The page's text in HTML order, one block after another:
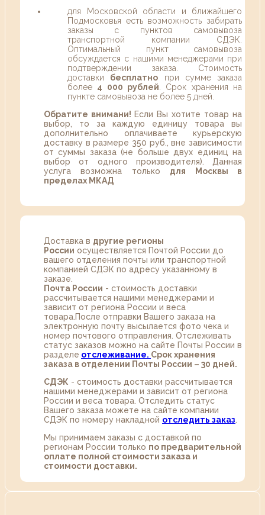
для Московской области и ближайшего
Подмосковья есть возможность забирать
заказы с пунктов самовывоза
транспортной компании СДЭК.
Оптимальный пункт самовывоза
обсуждается с нашими менеджерами при
подтверждении заказа. Стоимость
доставки бесплатно при сумме заказа
более 4 000 рублей . Срок хранения на
пункте самовывоза не более 5 дней.
Обратите внимани! Если Вы хотите товар на
выбор, то за каждую единицу товара вы
дополнительно оплачиваете курьерскую
доставку в размере 350 руб., вне зависимости
от суммы заказа (не больше двух единиц на
выбор от одного производителя). Данная
услуга возможна только для Москвы в
пределах МКАД
Доставка в другие регионы
России осуществляется Почтой России до
вашего отделения почты или транспортной
компанией СДЭК по адресу указанному в
заказе.
Почта России - стоимость доставки
рассчитывается нашими менеджерами и
зависит от региона России и веса
товара.После отправки Вашего заказа на
электронную почту высылается фото чека и
номер почтового отправления. Отслеживать
статус заказов можно на сайте Почты России в
разделе oтслеживание. Срок хранения
заказа в отделении Почты России – 30 дней.
СДЭК - стоимость доставки рассчитывается
нашими менеджерами и зависит от региона
России и веса товара. Отследить статус
Вашего заказа можете на сайте компании
СДЭК по номеру накладной отследить заказ
Мы принимаем заказы с доставкой по
регионам России только по предварительной
оплате полной стоимости заказа и
стоимости доставки.